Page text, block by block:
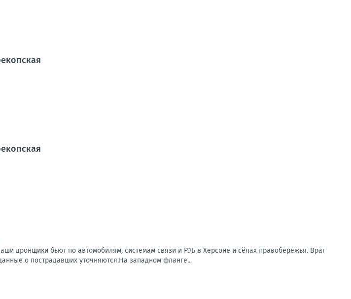
дронщики бьют по автомобилям, системам связи и РЭБ в Херсоне и сёлах правобережья. Враг
о пострадавших уточняются.На западном фланге...